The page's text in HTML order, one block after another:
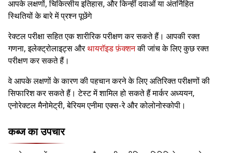
आपके लक्षणों, चिकित्सीय इतिहास, और किन्हीं दवाओं या अंतर्निहित
स्थितियों के बारे में प्रश्न पूछेंगे
रेक्टल परीक्षा सहित एक शारीरिक परीक्षण कर सकते हैं। आपकी रक्त
गणना, इलेक्ट्रोलाइट्स औरथायरॉइड फ़ंक्शनकी जांच के लिए कुछ रक्त
परीक्षण कर सकते हैं।
वे आपके लक्षणों के कारण की पहचान करने के लिए अतिरिक्त परीक्षणों की
सिफारिश कर सकते हैं। टेस्ट में शामिल हो सकते हैं मार्कर अध्ययन,
एनोरेक्टल मैनोमेट्री, बेरियम एनीमा एक्स-रे और कोलोनोस्कोपी।
कब्ज का उपचार